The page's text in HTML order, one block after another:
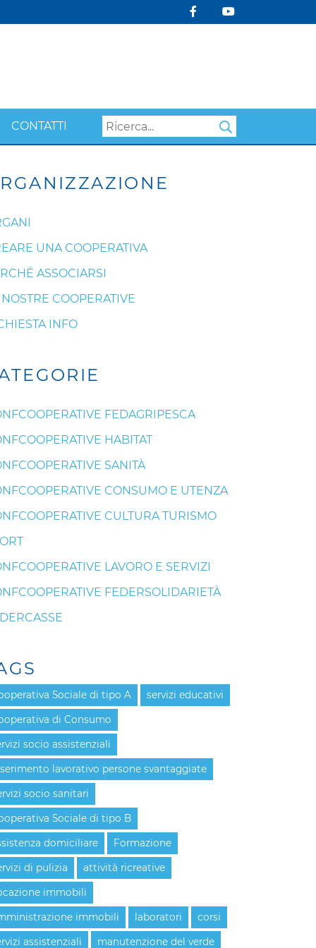
CONTATTI
UNA COOPERATIVA
ASSOCIARSI
COOPERATIVE
INFO
FEDAGRIPESCA
HABITAT
SANITÀ
CONSUMO E UTENZA
CULTURA TURISMO
LAVORO E SERVIZI
FEDERSOLIDARIETÀ
Sociale di tipo A servizi educativi
di Consumo
socio assistenziali
lavorativo persone svantaggiate
socio sanitari
Sociale di tipo B
domiciliare Formazione
di pulizia attività ricreative
immobili
immobili laboratori corsi
assistenziali manutenzione del verde